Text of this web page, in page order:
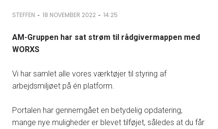
STEFFEN - 18 NOVEMBER 2022 - 14:25
AM-Gruppen har sat strøm til rådgivermappen med
WORXS
Vi har samlet alle vores værktøjer til styring af
arbejdsmiljøet på én platform.
Portalen har gennemgået en betydelig opdatering,
mange nye muligheder er blevet tilføjet, således at du får